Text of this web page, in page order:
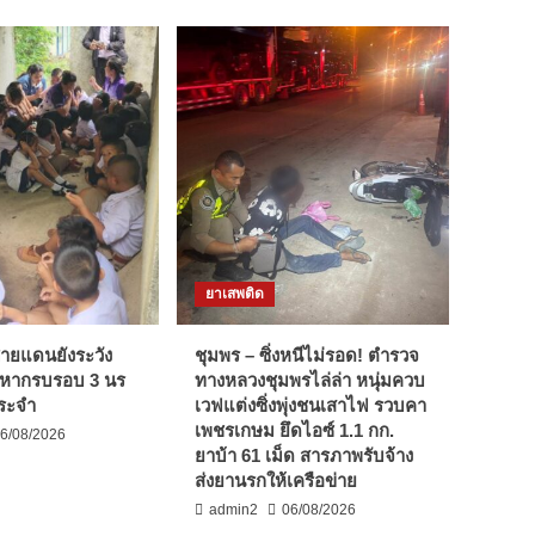
ยแดนยังระวัง
ากรบรอบ 3 นร
จำ
08/2026
ยาเสพติด
ชุมพร – ซิ่งหนีไม่รอด! ตำรวจ
ทางหลวงชุมพรไล่ล่า หนุ่มควบ
เวฟแต่งซิ่งพุ่งชนเสาไฟ รวบคา
เพชรเกษม ยึดไอซ์ 1.1 กก.
ยาบ้า 61 เม็ด สารภาพรับจ้าง
ส่งยานรกให้เครือข่าย
admin2 06/08/2026